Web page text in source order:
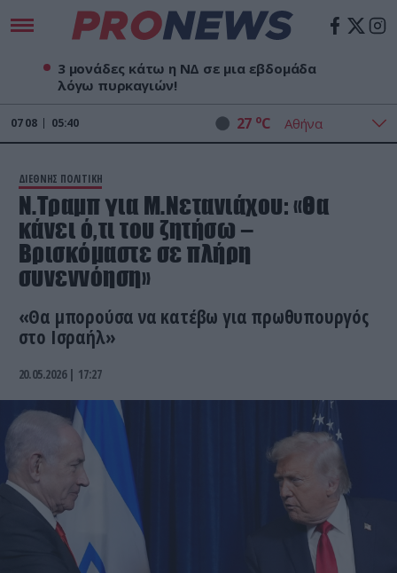
3 μονάδες κάτω η ΝΔ σε μια εβδομάδα
λόγω πυρκαγιών!
07 08 05:40 27 oC
ΔΙΕΘΝΗΣ ΠΟΛΙΤΙΚΗ
Ν.Τραμπ για Μ.Νετανιάχου: «Θα
κάνει ό,τι του ζητήσω –
Βρισκόμαστε σε πλήρη
συνεννόηση»
«Θα μπορούσα να κατέβω για πρωθυπουργός
στο Ισραήλ»
20.05.2026 | 17:27